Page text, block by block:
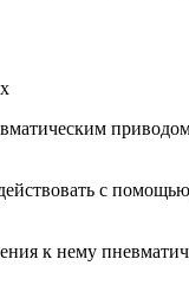
с
к нему